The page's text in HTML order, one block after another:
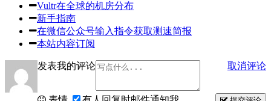
Vultr在全球的机房分布
新手指南
在微信公众号输入指令获取测速简报
本站内容订阅
发表我的评论 取消评论